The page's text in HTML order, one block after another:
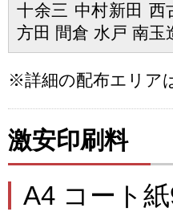
十余三 中村新田 西
方田 間倉 水戸 南玉
※詳細の配布エリア
激安印刷料
A4 コート